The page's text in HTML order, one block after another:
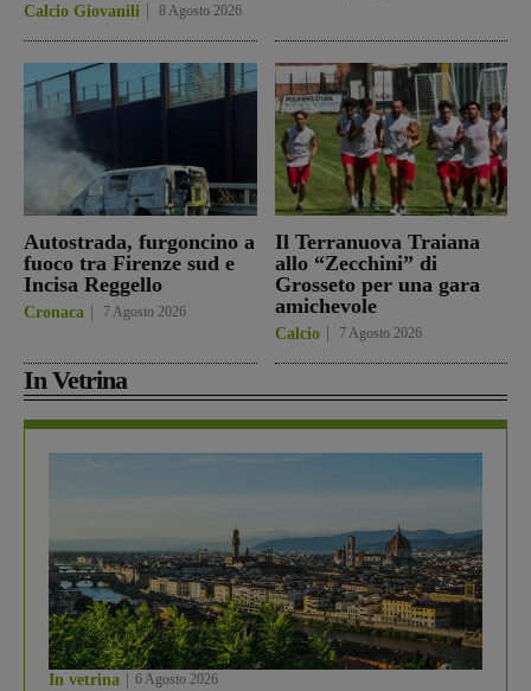
Calcio Giovanili 8 Agosto 2026
Autostrada, furgoncino a
fuoco tra Firenze sud e
Incisa Reggello
Cronaca 7 Agosto 2026
Il Terranuova Traiana
allo “Zecchini” di
Grosseto per una gara
amichevole
Calcio 7 Agosto 2026
In Vetrina
In vetrina 6 Agosto 2026